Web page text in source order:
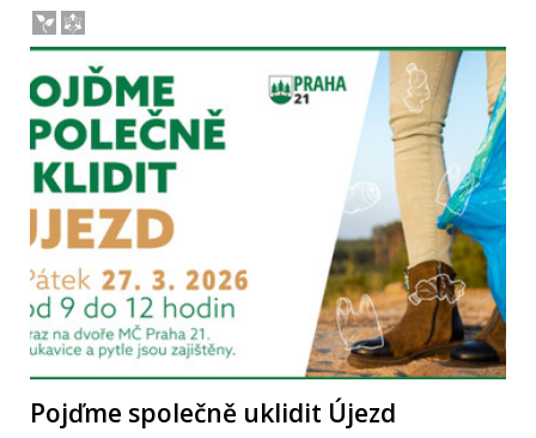
Pojďme společně uklidit Újezd